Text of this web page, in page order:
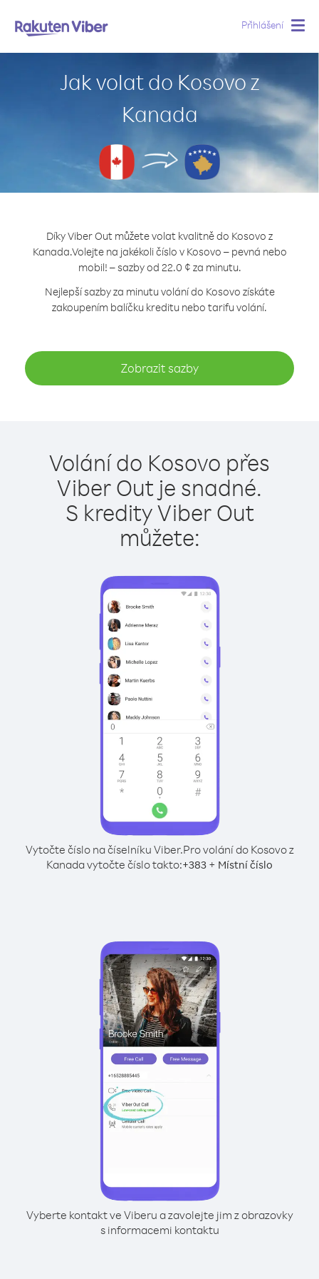
Přihlášení
Jak volat do Kosovo z
Kanada
Díky Viber Out můžete volat kvalitně do Kosovo z
Kanada.Volejte na jakékoli číslo v Kosovo – pevná nebo
mobil! – sazby od 22.0 ¢ za minutu.
Nejlepší sazby za minutu volání do Kosovo získáte
zakoupením balíčku kreditu nebo tarifu volání.
Zobrazit sazby
Volání do Kosovo přes
Viber Out je snadné.
S kredity Viber Out
můžete:
Vytočte číslo na číselníku Viber.Pro volání do Kosovo z
Kanada vytočte číslo takto:+383 + Místní číslo
Vyberte kontakt ve Viberu a zavolejte jim z obrazovky
s informacemi kontaktu